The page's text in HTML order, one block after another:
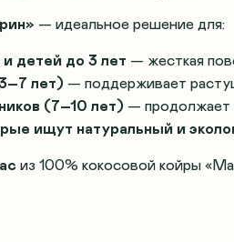
— идеальное решение для:
детей до 3 лет — жесткая
лет) — поддерживает
(7–10 лет) — продолжает
ищут натуральный и
из 100% кокосовой койры